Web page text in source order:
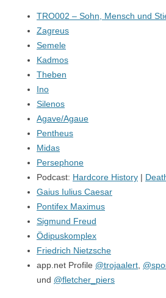
TRO002 – Sohn, Mensch und
Zagreus
Semele
Kadmos
Theben
Ino
Silenos
Agave/Agaue
Pentheus
Midas
Persephone
Podcast: Hardcore History |
Gaius Iulius Caesar
Pontifex Maximus
Sigmund Freud
Ödipuskomplex
Friedrich Nietzsche
app.net Profile @trojaalert
und @fletcher_piers